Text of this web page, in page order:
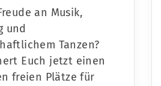
an Musik,
und
Tanzen?
Euch jetzt einen
freien Plätze für